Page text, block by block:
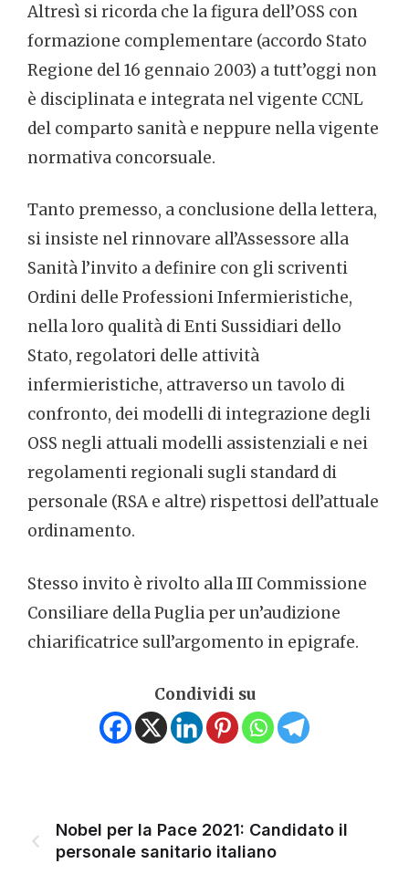
Altresì si ricorda che la figura dell’OSS con
formazione complementare (accordo Stato
Regione del 16 gennaio 2003) a tutt’oggi non
è disciplinata e integrata nel vigente CCNL
del comparto sanità e neppure nella vigente
normativa concorsuale.
Tanto premesso, a conclusione della lettera,
si insiste nel rinnovare all’Assessore alla
Sanità l’invito a definire con gli scriventi
Ordini delle Professioni Infermieristiche,
nella loro qualità di Enti Sussidiari dello
Stato, regolatori delle attività
infermieristiche, attraverso un tavolo di
confronto, dei modelli di integrazione degli
OSS negli attuali modelli assistenziali e nei
regolamenti regionali sugli standard di
personale (RSA e altre) rispettosi dell’attuale
ordinamento.
Stesso invito è rivolto alla III Commissione
Consiliare della Puglia per un’audizione
chiarificatrice sull’argomento in epigrafe.
Condividi su
Nobel per la Pace 2021: Candidato il
personale sanitario italiano